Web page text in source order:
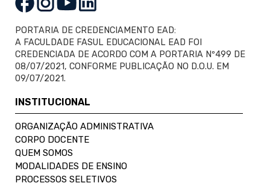
PORTARIA DE CREDENCIAMENTO EAD:
A FACULDADE FASUL EDUCACIONAL EAD FOI
CREDENCIADA DE ACORDO COM A PORTARIA Nº499 DE
08/07/2021, CONFORME PUBLICAÇÃO NO D.O.U. EM
09/07/2021.
INSTITUCIONAL
ORGANIZAÇÃO ADMINISTRATIVA
CORPO DOCENTE
QUEM SOMOS
MODALIDADES DE ENSINO
PROCESSOS SELETIVOS